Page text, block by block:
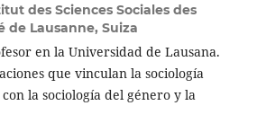
des Sciences Sociales des
de Lausanne, Suiza
en la Universidad de Lausana.
que vinculan la sociología
la sociología del género y la